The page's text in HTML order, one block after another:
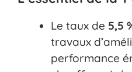
Le taux de 5,5
travaux
performance